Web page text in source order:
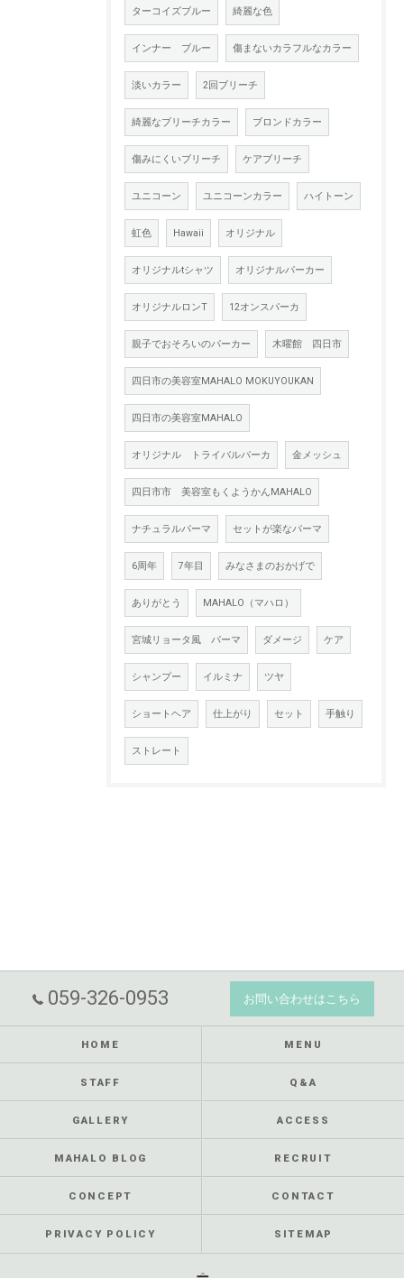
ターコイズブルー 綺麗な色
インナー ブルー 傷まないカラフルなカラー
淡いカラー 2回ブリーチ
綺麗なブリーチカラー ブロンドカラー
傷みにくいブリーチ ケアブリーチ
ユニコーン ユニコーンカラー ハイトーン
虹色 Hawaii オリジナル
オリジナルtシャツ オリジナルパーカー
オリジナルロンT 12オンスパーカ
親子でおそろいのパーカー 木曜館 四日市
四日市の美容室MAHALO MOKUYOUKAN
四日市の美容室MAHALO
オリジナル トライバルパーカ 金メッシュ
四日市市 美容室もくようかんMAHALO
ナチュラルパーマ セットが楽なパーマ
6周年 7年目 みなさまのおかげで
ありがとう MAHALO（マハロ）
宮城リョータ風 パーマ ダメージ ケア
シャンプー イルミナ ツヤ
ショートヘア 仕上がり セット 手触り
ストレート
059-326-0953 お問い合わせはこちら
HOME MENU
STAFF Q&A
GALLERY ACCESS
MAHALO BLOG RECRUIT
CONCEPT CONTACT
PRIVACY POLICY SITEMAP